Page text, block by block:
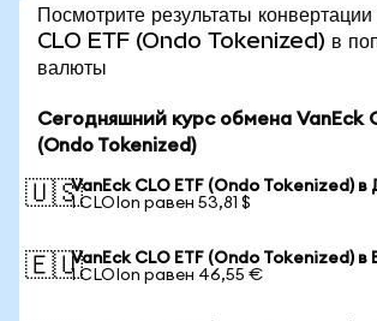
Посмотрите результаты
CLO ETF (Ondo Tokenized) в
валюты
Сегодняшний курс обмена VanEck
(Ondo Tokenized)
🇺🇸VanEck CLO ETF (Ondo Tokenized)
1 CLOIon равен 53,81 $
🇪🇺VanEck CLO ETF (Ondo Tokenized) в
1 CLOIon равен 46,55 €